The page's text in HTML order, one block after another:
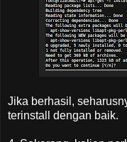
Jika berhasil,
terinstall dengan baik.